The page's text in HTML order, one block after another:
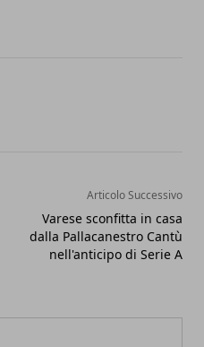
Articolo Successivo
Varese sconfitta in casa
dalla Pallacanestro Cantù
nell'anticipo di Serie A